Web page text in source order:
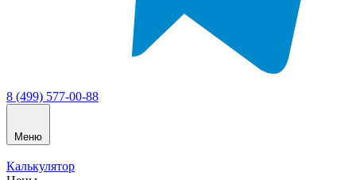
8 (499) 577-00-88
Меню
Калькулятор